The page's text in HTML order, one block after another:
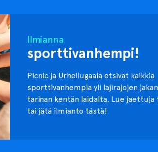
Ilmianna
sporttivanhempi!
Picnic ja Urheilugaala etsivät kaikkia
sporttivanhempia yli lajirajojen
tarinan kentän laidalta. Lue jaettuja
tai jätä ilmianto tästä!